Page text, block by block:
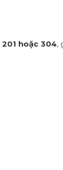
201 hoặc 304,